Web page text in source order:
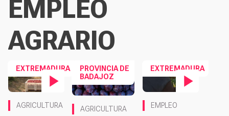
EMPLEO
AGRARIO
EXTREMADURA
Contenido en vídeo
AGRICULTURA
PROVINCIA DE
BADAJOZ
AGRICULTURA
EXTREMADURA
EMPLEO